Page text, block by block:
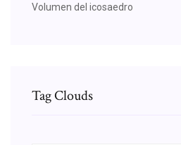
Volumen del icosaedro
Tag Clouds